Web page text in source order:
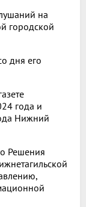
на
городской
дня его
года и
Нижний
Решения